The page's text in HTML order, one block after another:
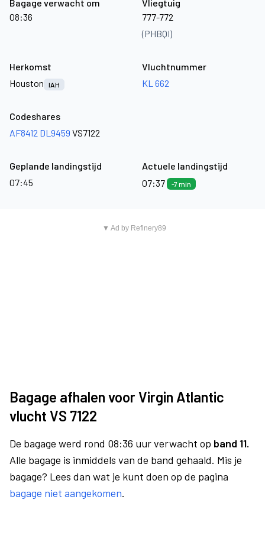
Bagage verwacht om
08:36
Vliegtuig
777-772
(PHBQI)
Herkomst
Houston
IAH
Vluchtnummer
KL 662
Codeshares
AF8412 DL9459 VS7122
Geplande landingstijd
07:45
Actuele landingstijd
07:37
-7 min
▼ Ad by Refinery89
Bagage afhalen voor Virgin Atlantic
vlucht VS 7122
De bagage werd rond 08:36 uur verwacht op band 11.
Alle bagage is inmiddels van de band gehaald. Mis je
bagage? Lees dan wat je kunt doen op de pagina
bagage niet aangekomen.